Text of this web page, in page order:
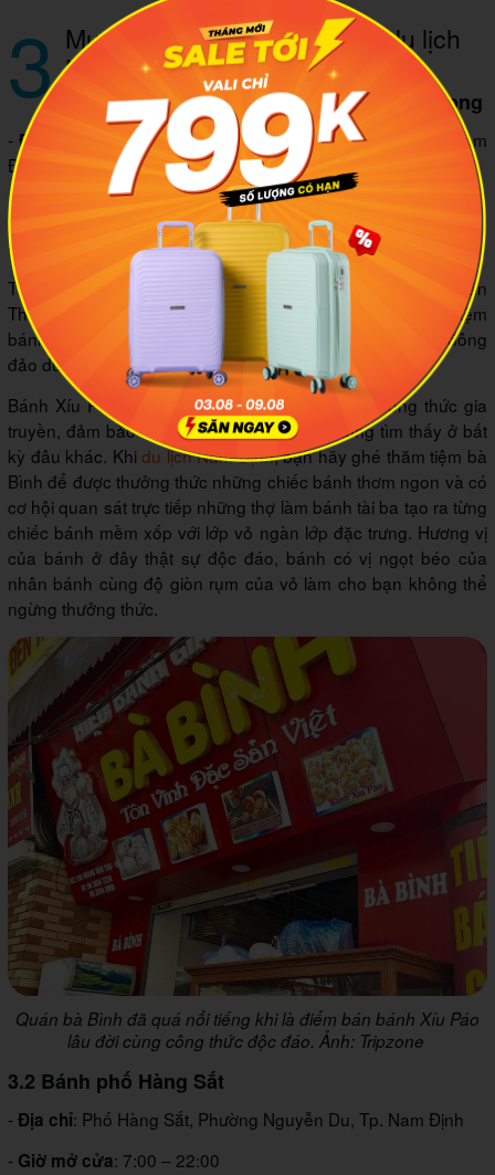
3 Mua bánh xíu páo ở đâu khi du lịch
Nam Định
3.1 Ngã tư Hoàng Văn Thụ – Lê Hồng Phong
- Địa chỉ
: Ngã tư Lê Hồng Phong – Hoàng Văn Thụ, Tp. Nam
Định
-
Giờ mở cửa: 6:00 – 23:00
-
: 6.000 VNĐ – 10.000VNĐ/bánh
Tiệm bánh Xíu Páo của bà Bình tọa lạc tại ngã tư Hoàng Văn
Thụ và Lê Hồng Phong, thành phố Nam Định. Đây là một tiệm
bánh có lịch sử lâu đời và nổi tiếng trong khu vực, thu hút đông
đảo du khách và người dân địa phương.
Bánh Xíu Páo tại đây được làm thủ công theo công thức gia
truyền, đảm bảo hương vị độc đáo và khó lòng tìm thấy ở bất
kỳ đâu khác. Khidu lịch Nam Định, bạn hãy ghé thăm tiệm bà
Bình để được thưởng thức những chiếc bánh thơm ngon và có
cơ hội quan sát trực tiếp những thợ làm bánh tài ba tạo ra từng
chiếc bánh mềm xốp với lớp vỏ ngàn lớp đặc trưng. Hương vị
của bánh ở đây thật sự độc đáo, bánh có vị ngọt béo của
nhân bánh cùng độ giòn rụm của vỏ làm cho bạn không thể
ngừng thưởng thức.
Quán bà Bình đã quá nổi tiếng khi là điểm bán bánh Xíu Páo
lâu đời cùng công thức độc đáo. Ảnh: Tripzone
3.2 Bánh phố Hàng Sắt
- Địa chỉ: Phố Hàng Sắt, Phường Nguyễn Du, Tp. Nam Định
- Giờ mở cửa: 7:00 – 22:00